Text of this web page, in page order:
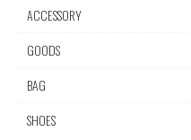
ACCESSORY
GOODS
BAG
SHOES